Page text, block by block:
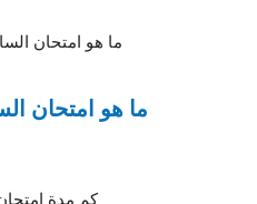
ما هو امتحان